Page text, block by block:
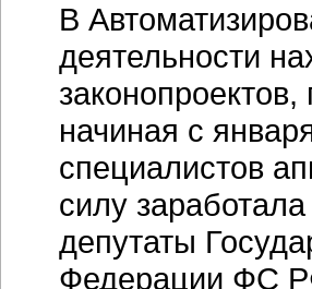
В
деятельности
начиная с
специалистов
силу
депутаты
Федерации ФС